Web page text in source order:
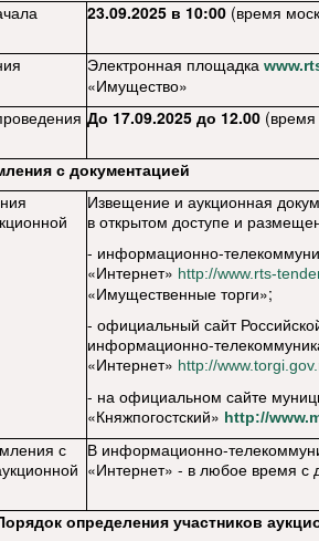
23.09.2025 в 10:00 (время
Электронная площадка www.
«Имущество»
До 17.09.2025 до 12.00 (время
с документацией
Извещение и аукционная
в открытом доступе и
- информационно-
«Интернет» http://www. rts-
«Имущественные торги»;
- официальный сайт
информационно-
«Интернет» http://www.torgi gov.
- на официальном сайте
«Княжпогостский» http://
с
В информационно-
«Интернет» - в любое время с
определения участников